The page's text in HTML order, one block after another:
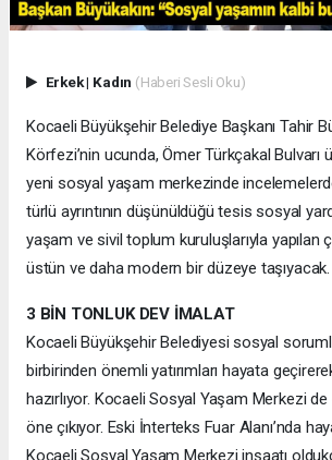
Erkek| Kadın (Haberi Sesli Oku)
Kocaeli Büyükşehir Belediye Başkanı Tahir
Körfezi’nin ucunda, Ömer Türkçakal Bulvarı
yeni sosyal yaşam merkezinde
türlü ayrıntının düşünüldüğü tesis sosyal
yaşam ve sivil toplum kuruluşlarıyla yapılan
üstün ve daha modern bir düzeye taşıyacak.
3 BİN TONLUK DEV İMALAT
Kocaeli Büyükşehir Belediyesi sosyal
birbirinden önemli yatırımları hayata
hazırlıyor. Kocaeli Sosyal Yaşam Merkezi
öne çıkıyor. Eski İnterteks Fuar Alanı’nda
Kocaeli Sosyal Yaşam Merkezi inşaatı